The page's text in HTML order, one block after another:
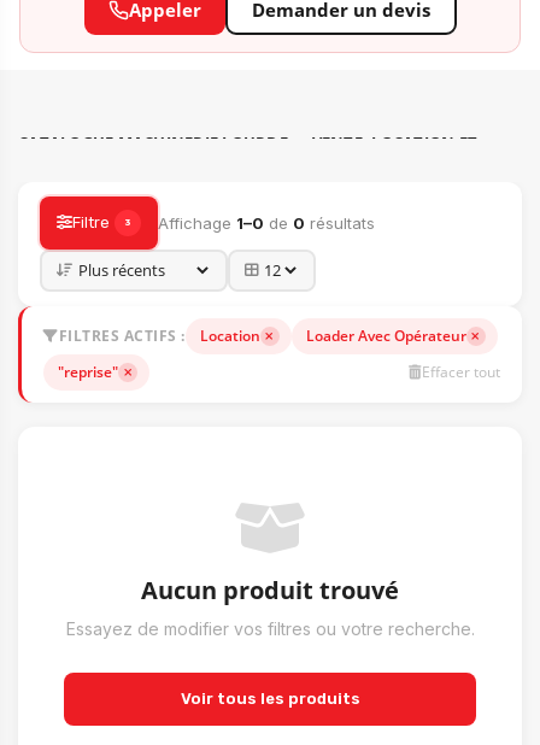
Appeler
Demander un devis
CATALOGUE MACHINERIE LOURDE — VENTE, LOCATION ET
Filtre 3 Affichage 1–0 de 0 résultats
FILTRES ACTIFS : Location
Loader Avec Opérateur
"reprise"
Effacer tout
Aucun produit trouvé
Essayez de modifier vos filtres ou votre recherche.
Voir tous les produits